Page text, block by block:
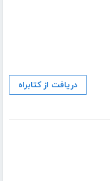
دریافت از کتابراه